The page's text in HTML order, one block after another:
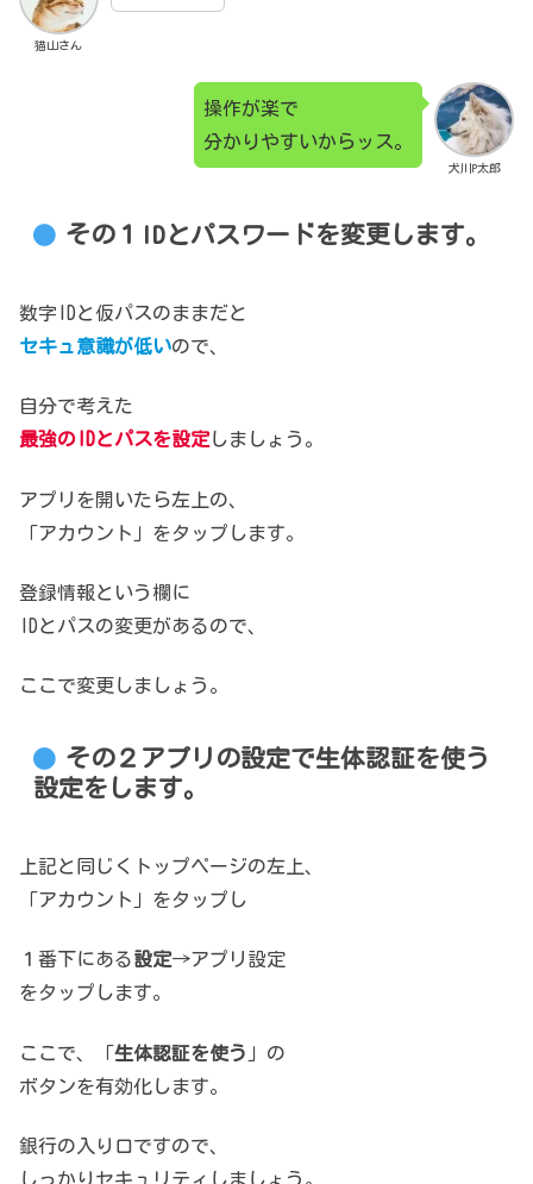
猫山さん
犬川P太郎
操作が楽で
分かりやすいからッス。
その１IDとパスワードを変更します。
数字IDと仮パスのままだと
セキュ意識が低いので、
自分で考えた
最強のIDとパスを設定しましょう。
アプリを開いたら左上の、
「アカウント」をタップします。
登録情報という欄に
IDとパスの変更があるので、
ここで変更しましょう。
その２アプリの設定で生体認証を使う
設定をします。
上記と同じくトップページの左上、
「アカウント」をタップし
１番下にある設定→アプリ設定
をタップします。
ここで、「生体認証を使う 」の
ボタンを有効化します。
銀行の入り口ですので、
しっかりセキュリティしましょう。